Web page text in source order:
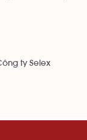
ty Selex